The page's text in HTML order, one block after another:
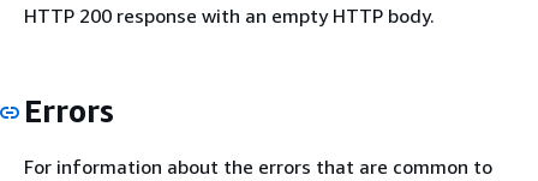
HTTP 200 response with an empty HTTP body.
Errors
For information about the errors that are common to